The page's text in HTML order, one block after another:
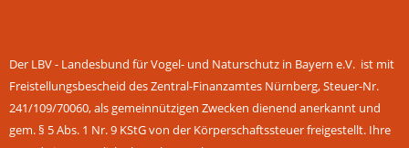
Der LBV - Landesbund für Vogel- und Naturschutz in Bayern e.V. ist mit
Freistellungsbescheid des Zentral-Finanzamtes Nürnberg, Steuer-Nr.
241/109/70060, als gemeinnützigen Zwecken dienend anerkannt und
gem. § 5 Abs. 1 Nr. 9 KStG von der Körperschaftssteuer freigestellt. Ihre